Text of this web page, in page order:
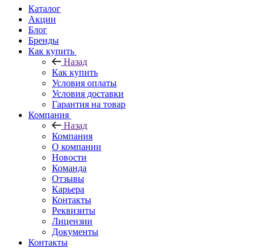
Каталог
Акции
Блог
Бренды
Как купить
Назад
Как купить
Условия оплаты
Условия доставки
Гарантия на товар
Компания
Назад
Компания
О компании
Новости
Команда
Отзывы
Карьера
Контакты
Реквизиты
Лицензии
Документы
Контакты